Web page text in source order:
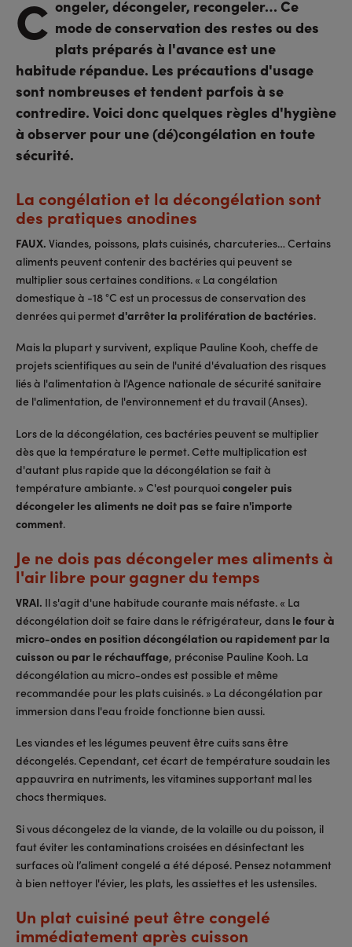
C ongeler, décongeler, recongeler… Ce
mode de conservation des restes ou des
plats préparés à l'avance est une
habitude répandue. Les précautions d'usage
sont nombreuses et tendent parfois à se
contredire. Voici donc quelques règles d'hygiène
à observer pour une (dé)congélation en toute
sécurité.
La congélation et la décongélation sont
des pratiques anodines
FAUX. Viandes, poissons, plats cuisinés, charcuteries… Certains
aliments peuvent contenir des bactéries qui peuvent se
multiplier sous certaines conditions. « La congélation
domestique à -18 °C est un processus de conservation des
denrées qui permetd'arrêter la prolifération de bactéries.
Mais la plupart y survivent, explique Pauline Kooh, cheffe de
projets scientifiques au sein de l'unité d'évaluation des risques
liés à l'alimentation à l'Agence nationale de sécurité sanitaire
de l'alimentation, de l'environnement et du travail (Anses).
Lors de la décongélation, ces bactéries peuvent se multiplier
dès que la température le permet. Cette multiplication est
d'autant plus rapide que la décongélation se fait à
température ambiante. » C'est pourquoicongeler puis
décongeler les aliments ne doit pas se faire n'importe
comment.
Je ne dois pas décongeler mes aliments à
l'air libre pour gagner du temps
VRAI. Il s'agit d'une habitude courante mais néfaste. « La
décongélation doit se faire dans le réfrigérateur, dans le four à
micro-ondes en position décongélation ou rapidement par la
cuisson ou par le réchauffage, préconise Pauline Kooh. La
décongélation au micro-ondes est possible et même
recommandée pour les plats cuisinés. » La décongélation par
immersion dans l'eau froide fonctionne bien aussi.
Les viandes et les légumes peuvent être cuits sans être
décongelés. Cependant, cet écart de température soudain les
appauvrira en nutriments, les vitamines supportant mal les
chocs thermiques.
Si vous décongelez de la viande, de la volaille ou du poisson, il
faut éviter les contaminations croisées en désinfectant les
surfaces où l’aliment congelé a été déposé. Pensez notamment
à bien nettoyer l'évier, les plats, les assiettes et les ustensiles.
Un plat cuisiné peut être congelé
immédiatement après cuisson